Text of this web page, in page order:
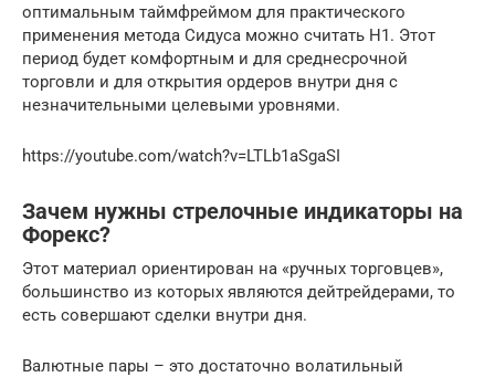
оптимальным таймфреймом для практического
применения метода Сидуса можно считать Н1. Этот
период будет комфортным и для среднесрочной
торговли и для открытия ордеров внутри дня с
незначительными целевыми уровнями.
https://youtube.com/watch?v=LTLb1aSgaSI
Зачем нужны стрелочные индикаторы на
Форекс?
Этот материал ориентирован на «ручных торговцев»,
большинство из которых являются дейтрейдерами, то
есть совершают сделки внутри дня.
Валютные пары – это достаточно волатильный